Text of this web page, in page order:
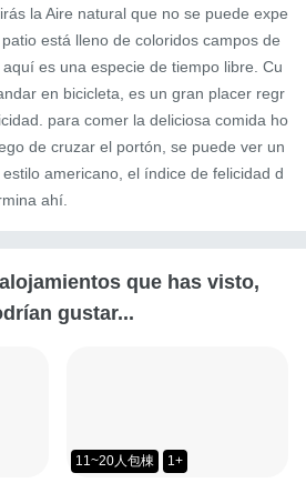
la Aire natural que no se puede expe
está lleno de coloridos campos de
es una especie de tiempo libre. Cu
en bicicleta, es un gran placer regr
para comer la deliciosa comida ho
de cruzar el portón, se puede ver un
americano, el índice de felicidad d
ahí.
que has visto,
gustar...
11~20人包棟 1+